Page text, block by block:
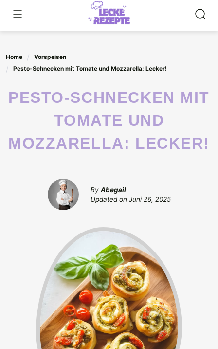
content
Home
Vorspeisen
Pesto-Schnecken mit Tomate und Mozzarella: Lecker!
PESTO-SCHNECKEN MIT
TOMATE UND
MOZZARELLA: LECKER!
By Abegail
Updated on Juni 26, 2025